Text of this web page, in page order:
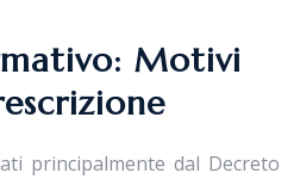
Motivi
principalmente dal Decreto